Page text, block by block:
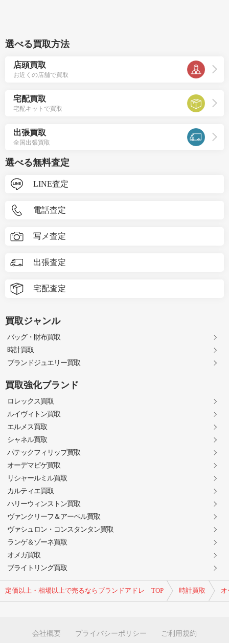
定価以上・相場以上で売るならブランドアドレ TOP 時計買取
選べる買取方法
店頭買取
お近くの店舗で買取
宅配買取
宅配キットで買取
出張買取
全国出張買取
選べる無料査定
LINE査定
電話査定
写メ査定
出張査定
宅配査定
買取ジャンル
バッグ・財布買取
時計買取
ブランドジュエリー買取
買取強化ブランド
ロレックス買取
ルイヴィトン買取
エルメス買取
シャネル買取
パテックフィリップ買取
オーデマピゲ買取
リシャールミル買取
カルティエ買取
ハリーウィンストン買取
ヴァンクリーフ＆アーペル買取
ヴァシュロン・コンスタンタン買取
ランゲ＆ゾーネ買取
オメガ買取
ブライトリング買取
会社概要 プライバシーポリシー ご利用規約